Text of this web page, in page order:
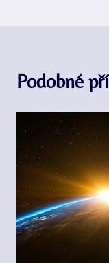
Podobné